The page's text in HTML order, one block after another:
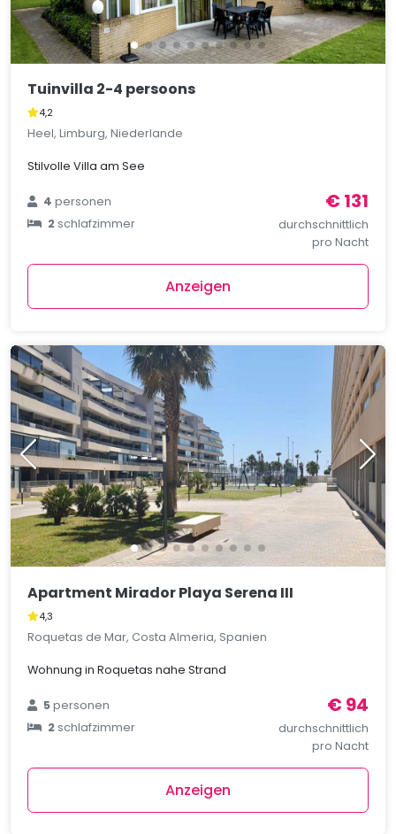
Tuinvilla 2-4 persoons
4,2
Heel, Limburg, Niederlande
Stilvolle Villa am See
4personen
2schlafzimmer
€ 131
durchschnittlich
pro Nacht
Anzeigen
Apartment Mirador Playa Serena III
4,3
Roquetas de Mar, Costa Almeria, Spanien
Wohnung in Roquetas nahe Strand
5personen
2schlafzimmer
€ 94
durchschnittlich
pro Nacht
Anzeigen